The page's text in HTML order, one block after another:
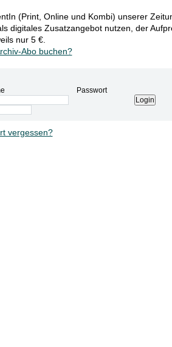
(Print, Online und Kombi) unserer
digitales Zusatzangebot nutzen, der
nur 5 €.
Abo buchen?
Passwort
vergessen?